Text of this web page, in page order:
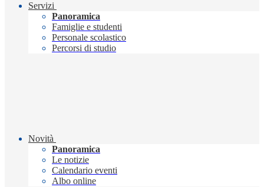
Servizi
Panoramica
Famiglie e studenti
Personale scolastico
Percorsi di studio
Novità
Panoramica
Le notizie
Calendario eventi
Albo online